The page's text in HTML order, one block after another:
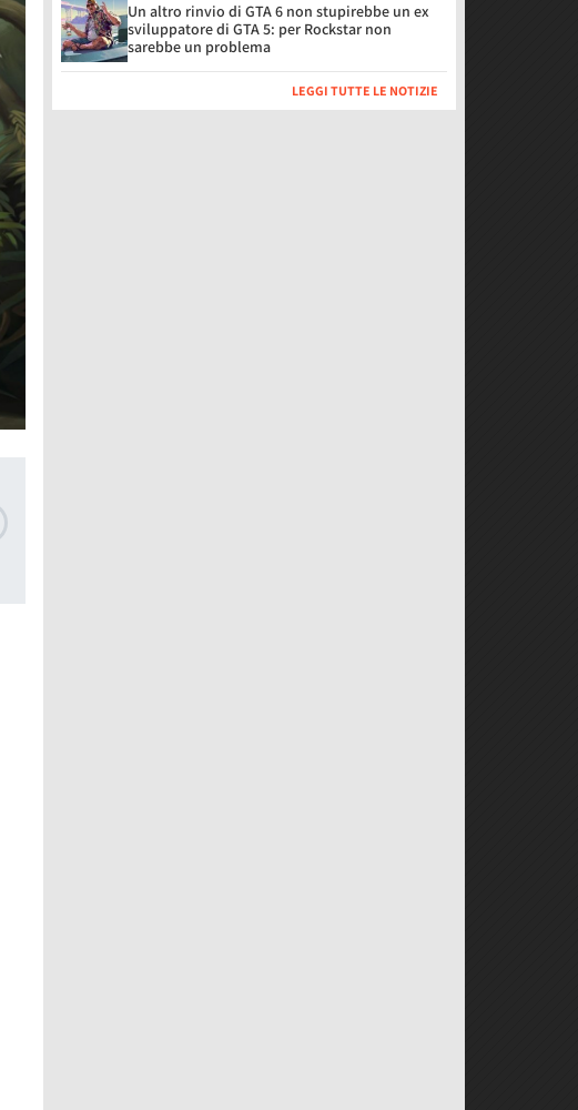
Un altro rinvio di GTA 6 non stupirebbe un ex
sviluppatore di GTA 5: per Rockstar non
sarebbe un problema
LEGGI TUTTE LE NOTIZIE